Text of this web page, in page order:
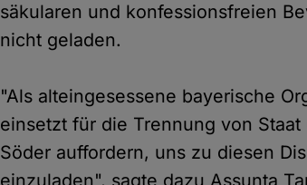
säkularen und konfessionsfreien
nicht geladen.
"Als alteingesessene bayerische
einsetzt für die Trennung von
Söder auffordern, uns zu diesen